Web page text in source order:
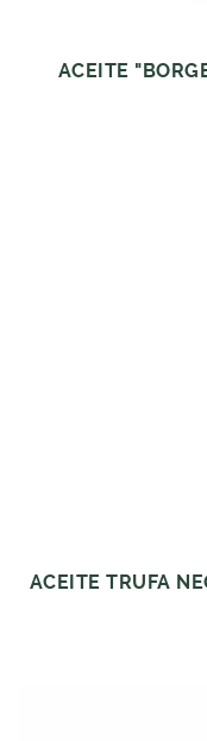
ACEITE
ACEITE TRUFA